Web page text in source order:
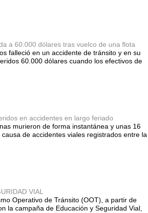
a 60.000 dólares tras vuelco de una flota
falleció en un accidente de tránsito y en su
60.000 dólares cuando los efectivos de
en accidentes en largo feriado
murieron de forma instantánea y unas 16
de accidentes viales registrados entre la
VIAL
Operativo de Tránsito (OOT), a partir de
la campaña de Educación y Seguridad Vial,